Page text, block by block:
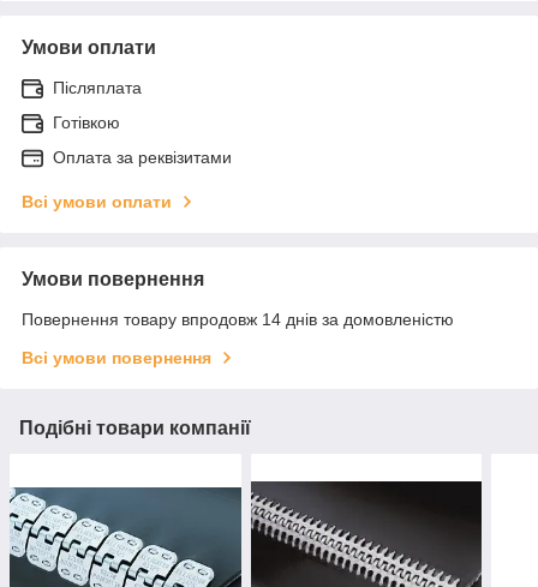
Умови оплати
Післяплата
Готівкою
Оплата за реквізитами
Всі умови оплати
Умови повернення
Повернення товару впродовж 14 днів за домовленістю
Всі умови повернення
Подібні товари компанії